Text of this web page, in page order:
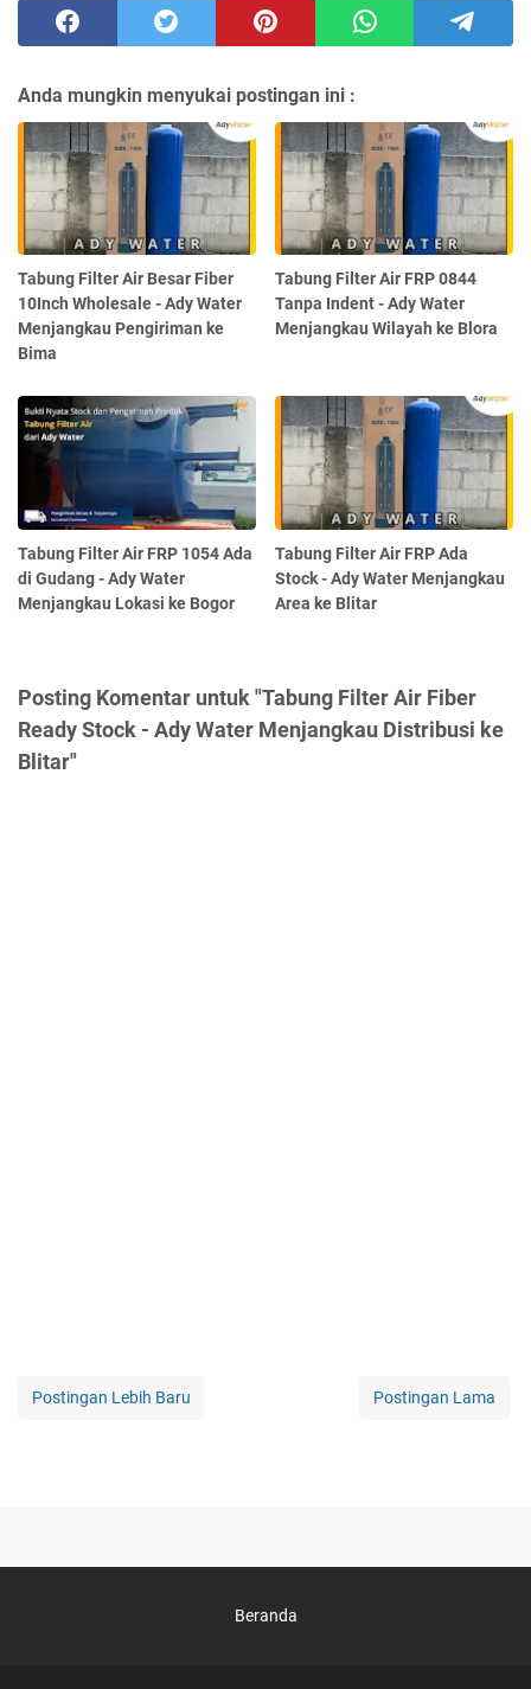
Anda mungkin menyukai postingan ini :
Tabung Filter Air Besar Fiber
10Inch Wholesale - Ady Water
Menjangkau Pengiriman ke
Bima
Tabung Filter Air FRP 0844
Tanpa Indent - Ady Water
Menjangkau Wilayah ke Blora
Tabung Filter Air FRP 1054 Ada
di Gudang - Ady Water
Menjangkau Lokasi ke Bogor
Tabung Filter Air FRP Ada
Stock - Ady Water Menjangkau
Area ke Blitar
Posting Komentar untuk "Tabung Filter Air Fiber
Ready Stock - Ady Water Menjangkau Distribusi ke
Blitar"
Postingan Lebih Baru Postingan Lama
Beranda